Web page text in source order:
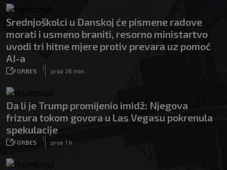
Srednjoškolci u Danskoj će pismene radove
morati i usmeno braniti, resorno ministartvo
uvodi tri hitne mjere protiv prevara uz pomoć
AI-a
FORBES
|
prije 26 min.
Da li je Trump promijenio imidž: Njegova
frizura tokom govora u Las Vegasu pokrenula
spekulacije
FORBES
|
prije 1 h